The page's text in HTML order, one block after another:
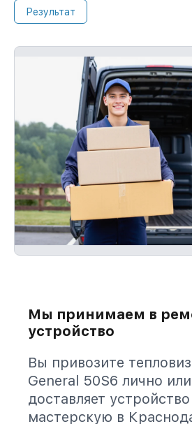
Результат
Мы принимаем в
устройство
Вы привозите
General 50S6 лично
доставляет
мастерскую в